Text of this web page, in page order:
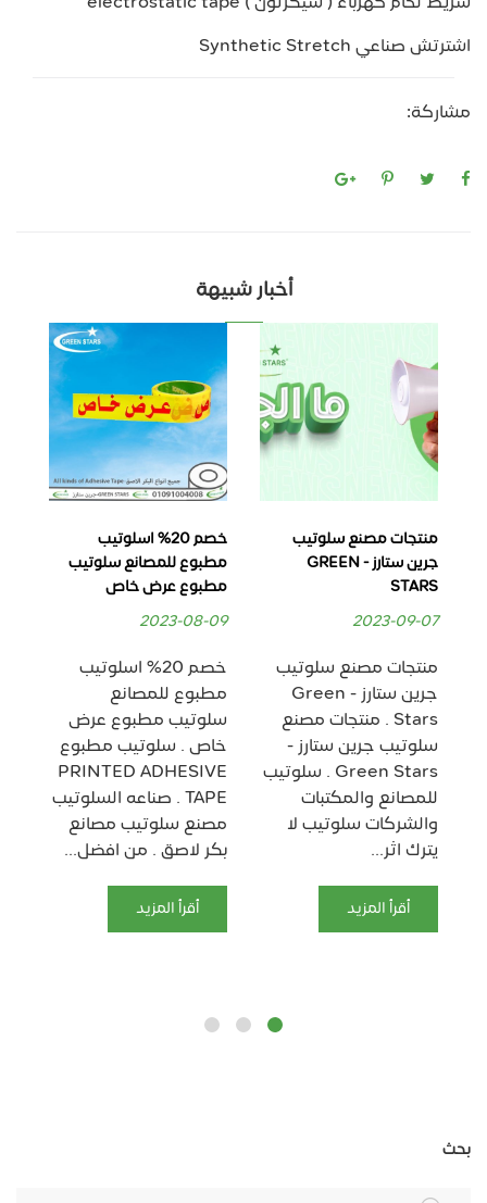
اشترتش صناعي Synthetic Stretch
مشاركة:
أخبار شبيهة
منتجات مصنع سلوتيب
جرين ستارز - GREEN
STARS
2023-09-07
منتجات مصنع سلوتيب
جرين ستارز - Green
Stars . منتجات مصنع
سلوتيب جرين ستارز -
Green Stars . سلوتيب
للمصانع والمكتبات
والشركات سلوتيب لا
يترك اثر...
أقرأ المزيد
خصم 20% اسلوتيب
مطبوع للمصانع سلوتيب
مطبوع عرض خاص
2023-08-09
خصم 20% اسلوتيب
مطبوع للمصانع
سلوتيب مطبوع عرض
خاص . سلوتيب مطبوع
PRINTED ADHESIVE
TAPE . صناعه السلوتيب
مصنع سلوتيب مصانع
بكر لاصق . من افضل...
أقرأ المزيد
بحث